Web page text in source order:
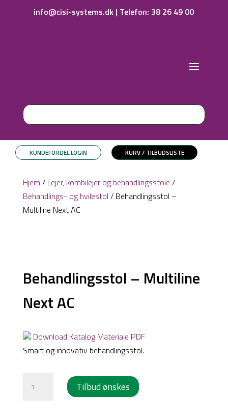
info@cisi-systems.dk | Telefon: 38 26 49 00
Products
KUNDEFORDEL LOGIN KURV / TILBUDSLISTE
Hjem / Lejer, kombilejer og behandlingsstole /
Behandlings- og hvilestol / Behandlingsstol –
Multiline Next AC
Behandlingsstol – Multiline
Next AC
Download Katalog Materiale PDF
Smart og innovativ behandlingsstol.
Behandlingsstol
Tilbud ønskes